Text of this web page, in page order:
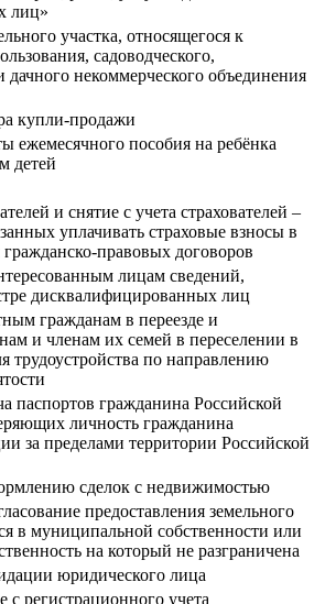
лиц»
участка, относящегося к
садоводческого,
дачного некоммерческого объединения
купли-продажи
ежемесячного пособия на ребёнка
детей
и снятие с учета страхователей –
уплачивать страховые взносы в
правовых договоров
лицам сведений,
дисквалифицированных лиц
гражданам в переезде и
и членам их семей в переселении в
трудоустройства по направлению
паспортов гражданина Российской
личность гражданина
за пределами территории Российской
сделок с недвижимостью
предоставления земельного
в муниципальной собственности или
на который не разграничена
юридического лица
с регистрационного учета